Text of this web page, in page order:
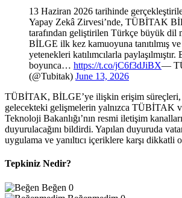
13 Haziran 2026 tarihinde
Yapay Zekâ Zirvesi’nde, TÜBİTAK
tarafından geliştirilen Türkçe büyük dil
BİLGE ilk kez kamuoyuna tanıtılmış
yetenekleri katılımcılarla
boyunca… https://t.co/jC6f3dJiBX—
(@Tubitak) June 13, 2026
TÜBİTAK, BİLGE’ye ilişkin erişim süreçleri,
gelecekteki gelişmelerin yalnızca TÜBİTAK
Teknoloji Bakanlığı’nın resmi iletişim
duyurulacağını bildirdi. Yapılan duyuruda
uygulama ve yanıltıcı içeriklere karşı dikkatli
Tepkiniz Nedir?
Beğen 0